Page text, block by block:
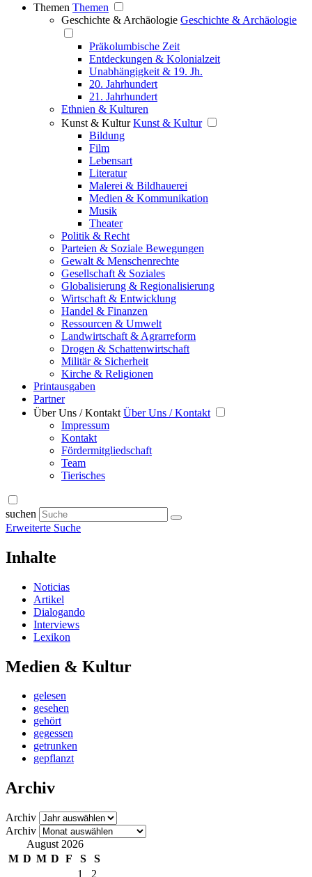
Themen Themen
Geschichte & Archäologie Geschichte & Archäologie
Präkolumbische Zeit
Entdeckungen & Kolonialzeit
Unabhängigkeit & 19. Jh.
20. Jahrhundert
21. Jahrhundert
Ethnien & Kulturen
Kunst & Kultur Kunst & Kultur
Bildung
Film
Lebensart
Literatur
Malerei & Bildhauerei
Medien & Kommunikation
Musik
Theater
Politik & Recht
Parteien & Soziale Bewegungen
Gewalt & Menschenrechte
Gesellschaft & Soziales
Globalisierung & Regionalisierung
Wirtschaft & Entwicklung
Handel & Finanzen
Ressourcen & Umwelt
Landwirtschaft & Agrarreform
Drogen & Schattenwirtschaft
Militär & Sicherheit
Kirche & Religionen
Printausgaben
Partner
Über Uns / Kontakt Über Uns / Kontakt
Impressum
Kontakt
Fördermitgliedschaft
Team
Tierisches
suchen
Erweiterte Suche
Inhalte
Noticias
Artikel
Dialogando
Interviews
Lexikon
Medien & Kultur
gelesen
gesehen
gehört
gegessen
getrunken
gepflanzt
Archiv
Archiv
Archiv
August 2026
M D M D F S
S
1
2